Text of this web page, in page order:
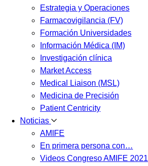
Estrategia y Operaciones
Farmacovigilancia (FV)
Formación Universidades
Información Médica (IM)
Investigación clínica
Market Access
Medical Liaison (MSL)
Medicina de Precisión
Patient Centricity
Noticias
AMIFE
En primera persona con…
Videos Congreso AMIFE 2021